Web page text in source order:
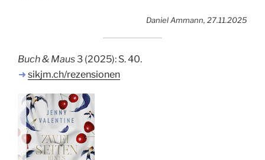
Daniel Ammann, 27.11.2025
Buch & Maus3 (2025): S. 40.
sikjm.ch/rezensionen